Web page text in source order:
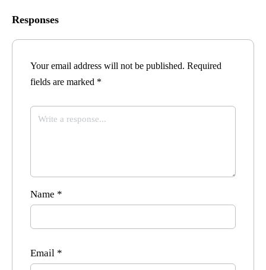
Responses
Your email address will not be published. Required
fields are marked *
Name *
Email *